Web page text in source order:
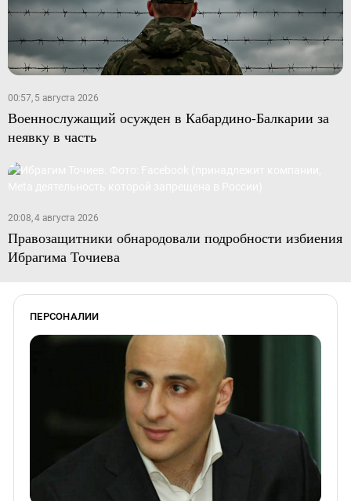
00:57, 5 августа 2026
Военнослужащий осужден в Кабардино-Балкарии за
неявку в часть
20:08, 4 августа 2026
Правозащитники обнародовали подробности избиения
Ибрагима Точиева
ПЕРСОНАЛИИ